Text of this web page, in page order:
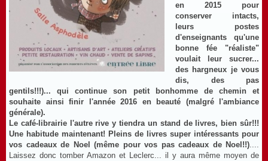
en 2015 pour
conserver intacts,
leurs postes
d'enseignants qu'une
bonne fée "réaliste"
voulait leur sucrer...
des hargneux je vous
dis, des pas
gentils!!!)... qui continue son petit bonhomme de chemin et
souhaite ainsi finir l'année 2016 en beauté (malgré l'ambiance
générale).
Le café-librairie l'autre rive y tiendra un stand de livres, bien sûr!!!
Une habitude maintenant! Pleins de livres super intéressants pour
vos cadeaux de Noel (même pour vos pas cadeaux de Noel!!)....
Laissez donc tomber Amazon et Leclerc... il y aura même moyen de